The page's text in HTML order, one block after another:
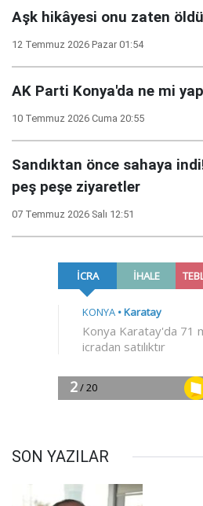
Aşk hikâyesi onu zaten
12 Temmuz 2026 Pazar 01:54
AK Parti Konya'da ne mi
10 Temmuz 2026 Cuma 20:55
Sandıktan önce sahaya
peş peşe ziyaretler
07 Temmuz 2026 Salı 12:51
SON YAZILAR